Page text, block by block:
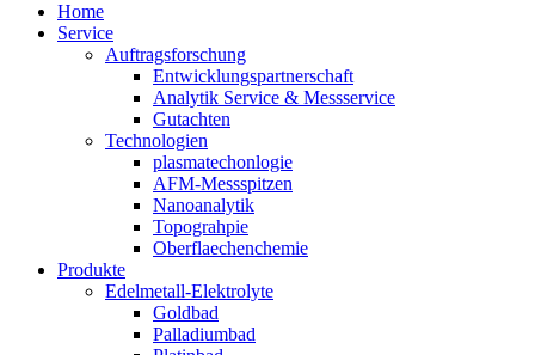
Home
Service
Auftragsforschung
Entwicklungspartnerschaft
Analytik Service & Messservice
Gutachten
Technologien
plasmatechonlogie
AFM-Messspitzen
Nanoanalytik
Topograhpie
Oberflaechenchemie
Produkte
Edelmetall-Elektrolyte
Goldbad
Palladiumbad